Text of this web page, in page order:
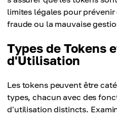
limites légales pour
fraude ou la mauvaise
Types de Tokens
d'Utilisation
Les tokens peuvent être
types, chacun avec des
d'utilisation distincts.